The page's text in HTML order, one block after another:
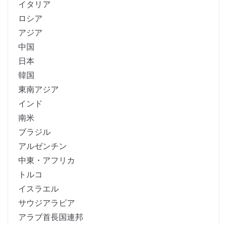
イタリア
ロシア
アジア
中国
日本
韓国
東南アジア
インド
南米
ブラジル
アルゼンチン
中東・アフリカ
トルコ
イスラエル
サウジアラビア
アラブ首長国連邦